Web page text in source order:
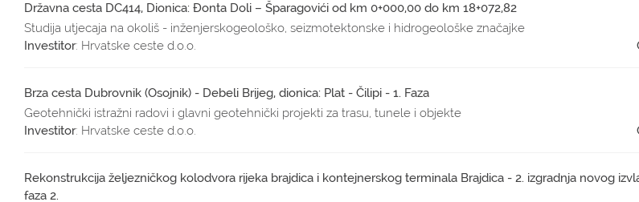
Državna cesta DC414, Dionica: Đonta Doli – Šparagovići od km 0+000,00 do km 18+072,82
Studija utjecaja na okoliš - inženjerskogeološko, seizmotektonske i hidrogeološke značajke
Investitor: Hrvatske ceste d.o.o.
Brza cesta Dubrovnik (Osojnik) - Debeli Brijeg, dionica: Plat - Čilipi - 1. Faza
Geotehnički istražni radovi i glavni geotehnički projekti za trasu, tunele i objekte
Investitor: Hrvatske ceste d.o.o.
Rekonstrukcija željezničkog kolodvora rijeka brajdica i kontejnerskog terminala Brajdica - 2. izgradnja novog
faza 2.